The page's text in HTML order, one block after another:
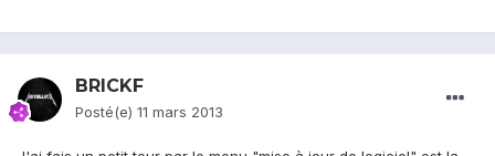
BRICKF
Posté(e) 11 mars 2013